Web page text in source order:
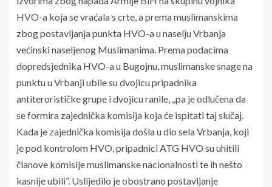
HVO-a koja se vraćala s crte, a prema muslimanskima
zbog postavljanja punkta HVO-a u naselju Vrbanja
većinski naseljenog Muslimanima. Prema podacima
dopredsjednika HVO-a u Bugojnu, muslimanske snage na
punktu u Vrbanji ubile su dvojicu pripadnika
antiterorističke grupe i dvojicu ranile, ,,pa je odlučena da
se formira zajednička komisija koja će ispitati taj slučaj.
Kada je zajednička komisija došla u dio sela Vrbanja, koji
je pod kontrolom HVO, pripadnici ATG HVO su uhitili
članove komisije muslimanske nacionalnosti te ih nešto
kasnije ubili”. Uslijedilo je obostrano postavljanje